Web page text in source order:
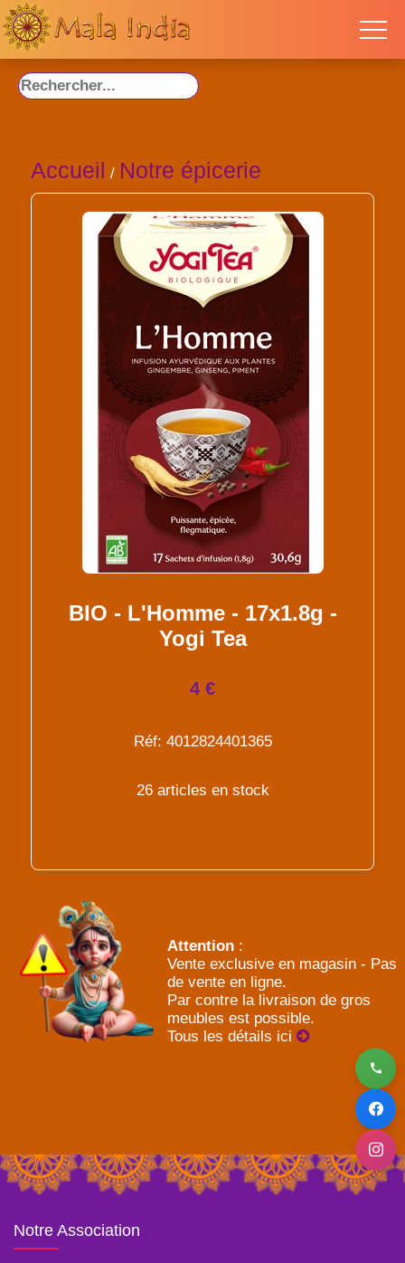
Accueil / Notre épicerie
BIO - L'Homme - 17x1.8g -
Yogi Tea
4 €
Réf: 4012824401365
26 articles en stock
Attention :
Vente exclusive en magasin - Pas
de vente en ligne.
Par contre la livraison de gros
meubles est possible.
Tous les détails ici
Notre Association